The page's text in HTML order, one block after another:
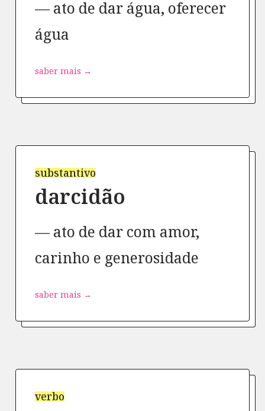
ato de dar água, oferecer
água
saber mais →
substantivo
darcidão
ato de dar com amor,
carinho e generosidade
saber mais →
verbo